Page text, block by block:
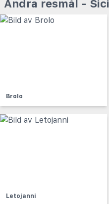
Andra resmål -
Brolo
Letojanni